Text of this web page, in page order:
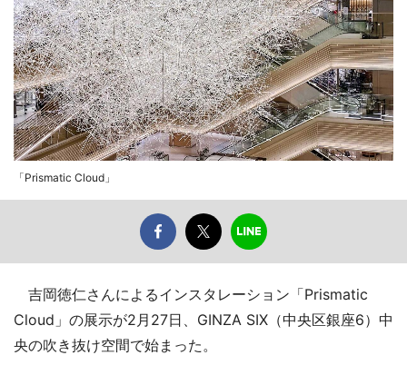
「Prismatic Cloud」
吉岡徳仁さんによるインスタレーション「Prismatic
Cloud」の展示が2月27日、GINZA SIX（中央区銀座6）中
央の吹き抜け空間で始まった。